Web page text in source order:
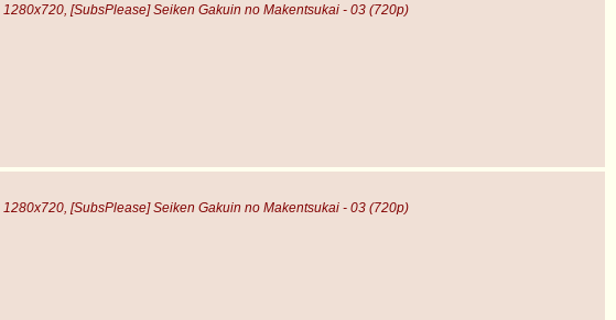
1280x720, [SubsPlease] Seiken Gakuin no Makentsukai - 03 (720p)
1280x720, [SubsPlease] Seiken Gakuin no Makentsukai - 03 (720p)